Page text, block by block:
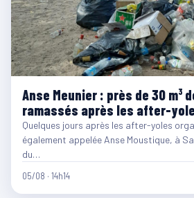
Anse Meunier : près de 30 m³
ramassés après les after-
Quelques jours après les after-yoles
également appelée Anse Moustique, à
du…
05/08 · 14h14